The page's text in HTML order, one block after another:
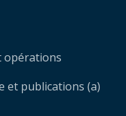
opérations
et publications (a)